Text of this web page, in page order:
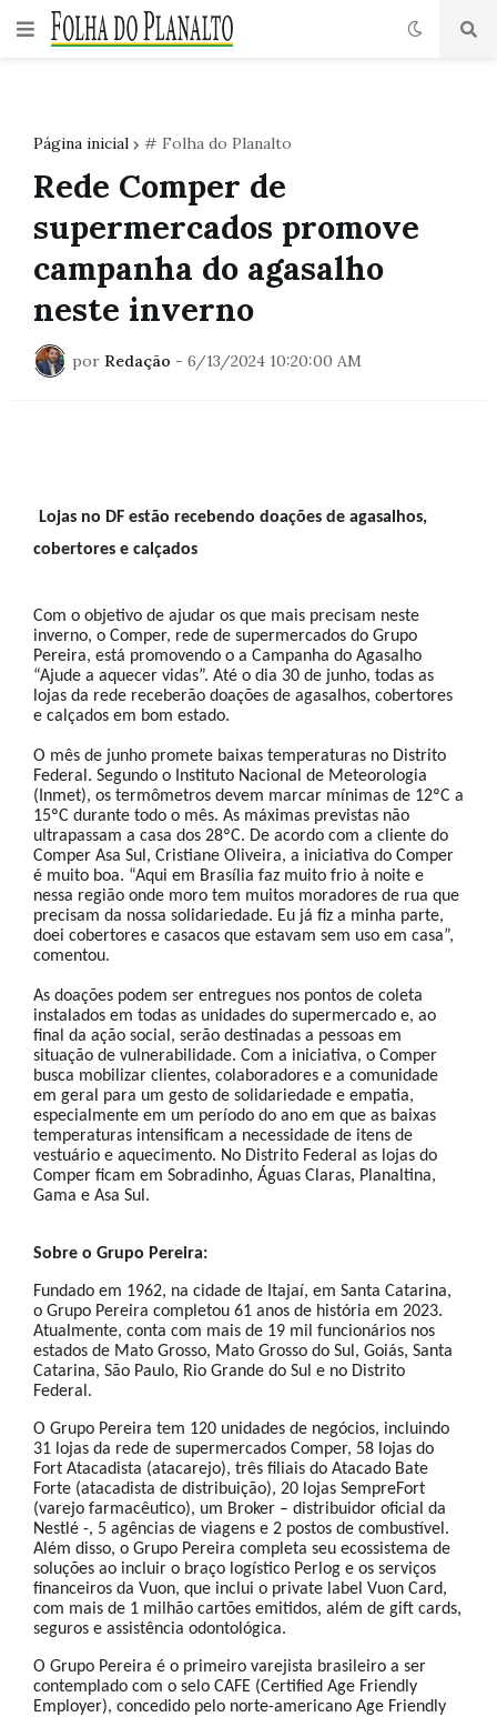
Página inicial # Folha do Planalto
Rede Comper de
supermercados promove
campanha do agasalho
neste inverno
por Redação - 6/13/2024 10:20:00 AM
Lojas no DF estão recebendo doações de agasalhos,
cobertores e calçados
Com o objetivo de ajudar os que mais precisam neste
inverno, o Comper, rede de supermercados do Grupo
Pereira, está promovendo o a Campanha do Agasalho
“Ajude a aquecer vidas”. Até o dia 30 de junho, todas as
lojas da rede receberão doações de agasalhos, cobertores
e calçados em bom estado.
O mês de junho promete baixas temperaturas no Distrito
Federal. Segundo o Instituto Nacional de Meteorologia
(Inmet), os termômetros devem marcar mínimas de 12ºC a
15ºC durante todo o mês. As máximas previstas não
ultrapassam a casa dos 28ºC. De acordo com a cliente do
Comper Asa Sul, Cristiane Oliveira, a iniciativa do Comper
é muito boa. “Aqui em Brasília faz muito frio à noite e
nessa região onde moro tem muitos moradores de rua que
precisam da nossa solidariedade. Eu já fiz a minha parte,
doei cobertores e casacos que estavam sem uso em casa”,
comentou.
As doações podem ser entregues nos pontos de coleta
instalados em todas as unidades do supermercado e, ao
final da ação social, serão destinadas a pessoas em
situação de vulnerabilidade. Com a iniciativa, o Comper
busca mobilizar clientes, colaboradores e a comunidade
em geral para um gesto de solidariedade e empatia,
especialmente em um período do ano em que as baixas
temperaturas intensificam a necessidade de itens de
vestuário e aquecimento. No Distrito Federal as lojas do
Comper ficam em Sobradinho, Águas Claras, Planaltina,
Gama e Asa Sul.
Sobre o Grupo Pereira:
Fundado em 1962, na cidade de Itajaí, em Santa Catarina,
o Grupo Pereira completou 61 anos de história em 2023.
Atualmente, conta com mais de 19 mil funcionários nos
estados de Mato Grosso, Mato Grosso do Sul, Goiás, Santa
Catarina, São Paulo, Rio Grande do Sul e no Distrito
Federal.
O Grupo Pereira tem 120 unidades de negócios, incluindo
31 lojas da rede de supermercados Comper, 58 lojas do
Fort Atacadista (atacarejo), três filiais do Atacado Bate
Forte (atacadista de distribuição), 20 lojas SempreFort
(varejo farmacêutico), um Broker – distribuidor oficial da
Nestlé -, 5 agências de viagens e 2 postos de combustível.
Além disso, o Grupo Pereira completa seu ecossistema de
soluções ao incluir o braço logístico Perlog e os serviços
financeiros da Vuon, que inclui o private label Vuon Card,
com mais de 1 milhão cartões emitidos, além de gift cards,
seguros e assistência odontológica.
O Grupo Pereira é o primeiro varejista brasileiro a ser
contemplado com o selo CAFE (Certified Age Friendly
Employer), concedido pelo norte-americano Age Friendly